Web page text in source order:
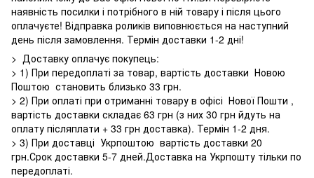
наявність посилки і потрібного в ній товару і після цього
оплачуєте! Відправка роликів виповнюється на наступний
день після замовлення. Термін доставки 1-2 дні!
> Доставку оплачує покупець:
> 1) При передоплаті за товар, вартість доставки Новою
Поштою становить близько 33 грн.
> 2) При оплаті при отриманні товару в офісі Нової Пошти ,
вартість доставки складає 63 грн (з них 30 грн йдуть на
оплату післяплати + 33 грн доставка). Термін 1-2 дня.
> 3) При доставці Укрпоштою вартість доставки 20
грн.Срок доставки 5-7 дней.Доставка на Укрпошту тільки по
передоплаті.